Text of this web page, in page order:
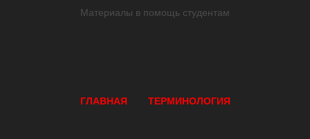
Материалы в помощь студентам
ГЛАВНАЯ ТЕРМИНОЛОГИЯ